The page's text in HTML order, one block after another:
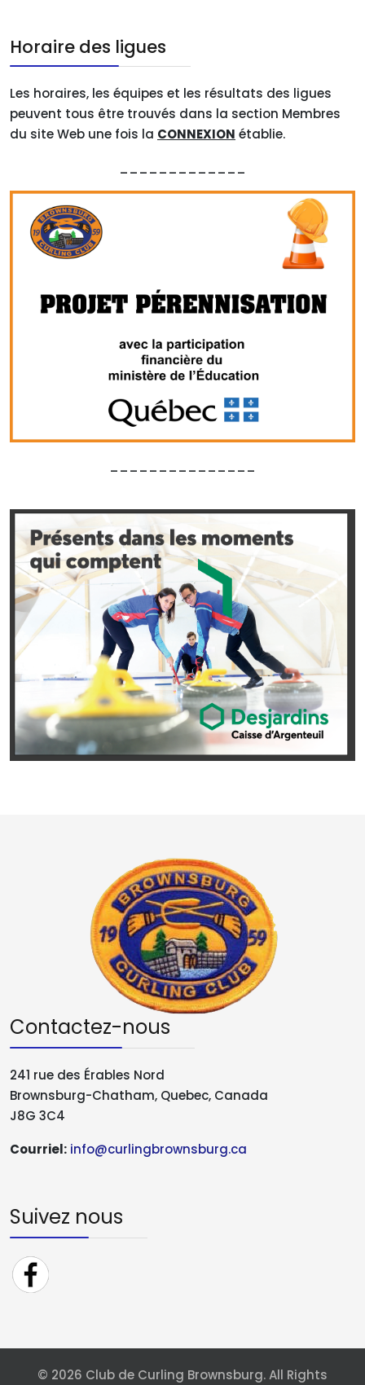
Horaire des ligues
Les horaires, les équipes et les résultats des ligues
peuvent tous être trouvés dans la section Membres
du site Web une fois la CONNEXION établie.
_____________
Contactez-nous
241 rue des Érables Nord
Brownsburg-Chatham, Quebec, Canada
J8G 3C4
Courriel: info@curlingbrownsburg.ca
Suivez nous
© 2026 Club de Curling Brownsburg. All Rights